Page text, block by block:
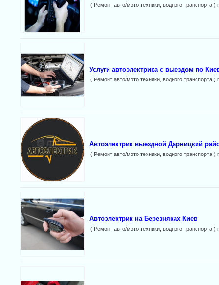
( Ремонт авто/мото техники, водного транспорта )
Услуги автоэлектрика с выездом по
( Ремонт авто/мото техники, водного транспорта )
Автоэлектрик выездной Дарницкий
( Ремонт авто/мото техники, водного транспорта )
Автоэлектрик на Березняках Киев
( Ремонт авто/мото техники, водного транспорта )